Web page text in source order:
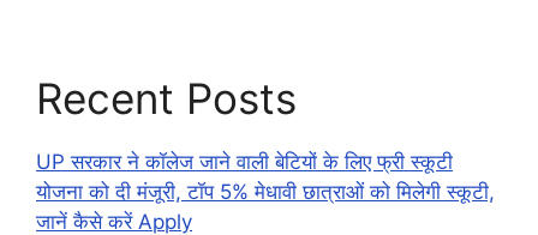
Recent Posts
UP सरकार ने कॉलेज जाने वाली बेटियों के लिए फ्री स्कूटी
योजना को दी मंजूरी, टॉप 5% मेधावी छात्राओं को मिलेगी स्कूटी,
जानें कैसे करें Apply